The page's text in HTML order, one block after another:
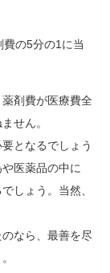
の5分の1に当
剤費が医療費全
せん。
となるでしょう
医薬品の中に
しょう。当然、
なら、最善を尽